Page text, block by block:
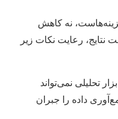
نه کاهش
نتایج، رعایت نکات زیر
تحلیلی نمی‌تواند
داده را جبران